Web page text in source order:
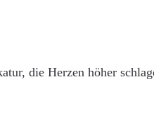
die Herzen höher